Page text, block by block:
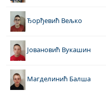
Ђорђевић Вељко
Јовановић Вукашин
Магделинић Балша